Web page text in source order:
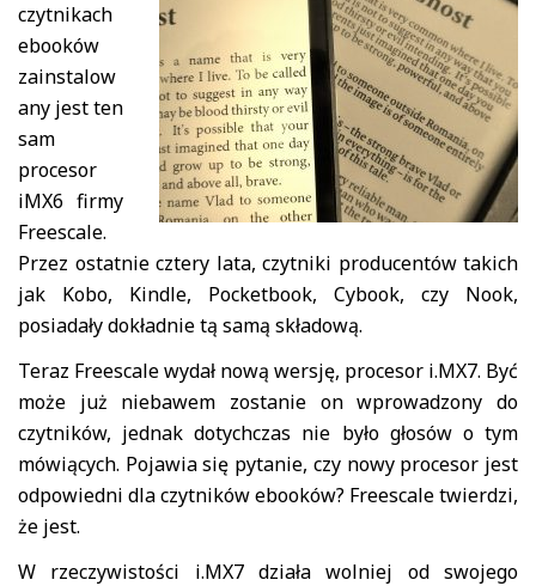
czytnikach
ebooków
zainstalow
any jest ten
sam
procesor
iMX6 firmy
Freescale.
Przez ostatnie cztery lata, czytniki producentów takich
jak Kobo, Kindle, Pocketbook, Cybook, czy Nook,
posiadały dokładnie tą samą składową.
Teraz Freescale wydał nową wersję, procesor i.MX7. Być
może już niebawem zostanie on wprowadzony do
czytników, jednak dotychczas nie było głosów o tym
mówiących. Pojawia się pytanie, czy nowy procesor jest
odpowiedni dla czytników ebooków? Freescale twierdzi,
że jest.
W rzeczywistości i.MX7 działa wolniej od swojego